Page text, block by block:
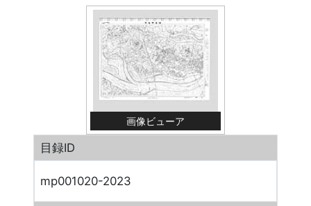
画像ビューア
目録ID
mp001020-2023